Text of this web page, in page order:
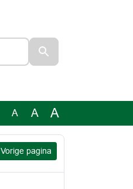
A A A
Vorige pagina